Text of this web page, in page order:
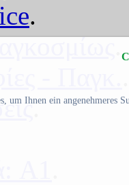
.
.
- Παγκ.
.
um Ihnen ein angenehmeres